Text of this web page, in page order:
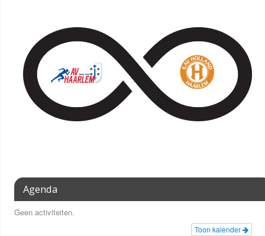
Agenda
Geen activiteiten.
Toon kalender